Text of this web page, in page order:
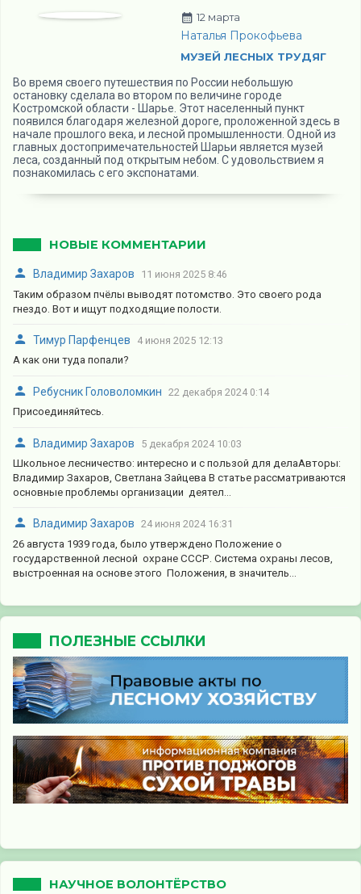
12 марта
Наталья Прокофьева
МУЗЕЙ ЛЕСНЫХ ТРУДЯГ
Во время своего путешествия по России небольшую
остановку сделала во втором по величине городе
Костромской области - Шарье. Этот населенный пункт
появился благодаря железной дороге, проложенной здесь в
начале прошлого века, и лесной промышленности. Одной из
главных достопримечательностей Шарьи является музей
леса, созданный под открытым небом. С удовольствием я
познакомилась с его экспонатами.
НОВЫЕ КОММЕНТАРИИ
Владимир Захаров
11 июня 2025 8:46
Таким образом пчёлы выводят потомство. Это своего рода
гнездо. Вот и ищут подходящие полости.
Тимур Парфенцев
4 июня 2025 12:13
А как они туда попали?
Ребусник Головоломкин 22 декабря 2024 0:14
Присоединяйтесь.
Владимир Захаров
5 декабря 2024 10:03
Школьное лесничество: интересно и с пользой для делаАвторы:
Владимир Захаров, Светлана Зайцева В статье рассматриваются
основные проблемы организации деятел...
Владимир Захаров 24 июня 2024 16:31
26 августа 1939 года, было утверждено Положение о
государственной лесной охране СССР. Система охраны лесов,
выстроенная на основе этого Положения, в значитель...
ПОЛЕЗНЫЕ ССЫЛКИ
НАУЧНОЕ ВОЛОНТЁРСТВО